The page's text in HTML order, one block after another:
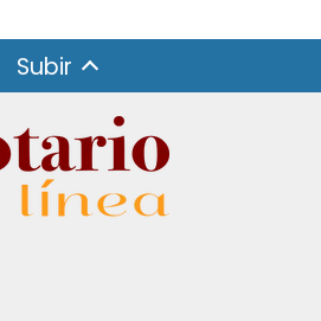
Subir